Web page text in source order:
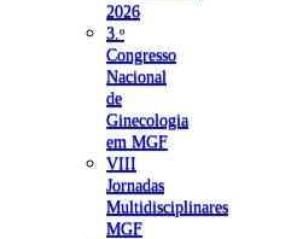
2026
3.ᵒ
Congresso
Nacional
de
Ginecologia
em MGF
VIII
Jornadas
Multidisciplinares
MGF